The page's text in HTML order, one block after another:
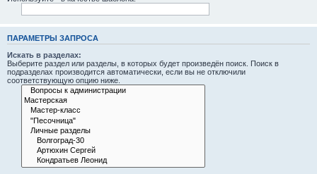
ПАРАМЕТРЫ ЗАПРОСА
Искать в разделах:
Выберите раздел или разделы, в которых будет произведён поиск. Поиск в
подразделах производится автоматически, если вы не отключили
соответствующую опцию ниже.